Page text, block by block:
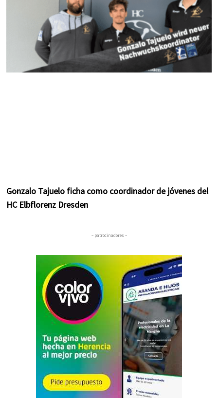
Gonzalo Tajuelo ficha como coordinador de jóvenes del
HC Elbflorenz Dresden
– patrocinadores –